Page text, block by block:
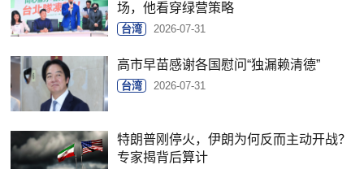
场，他看穿绿营策略
台湾 2026-07-31
高市早苗感谢各国慰问“独漏赖清德”
台湾 2026-07-31
特朗普刚停火，伊朗为何反而主动开战？
专家揭背后算计